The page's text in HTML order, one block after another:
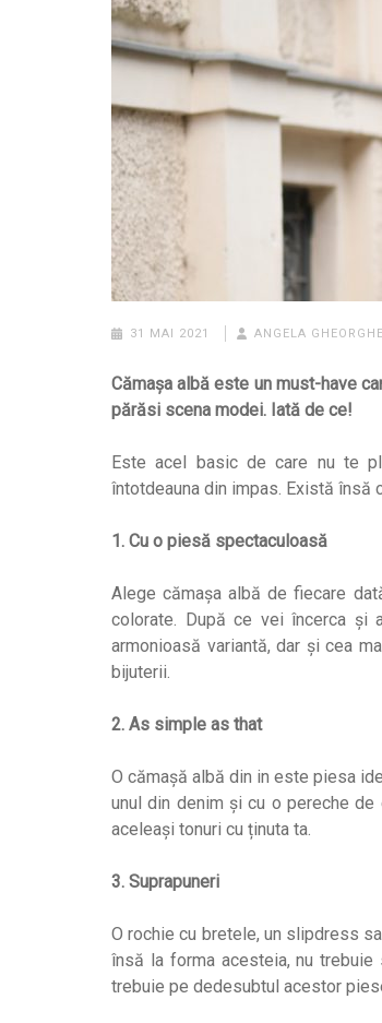
31 MAI 2021 ANGELA GHEORGHE
Cămașa albă este un must-have
părăsi scena modei. Iată de ce!
Este acel basic de care nu te
întotdeauna din impas. Există însă
1. Cu o piesă spectaculoasă
Alege cămașa albă de fiecare
colorate. După ce vei încerca și
armonioasă variantă, dar și cea
bijuterii.
2. As simple as that
O cămașă albă din in este piesa
unul din denim și cu o pereche
aceleași tonuri cu ținuta ta.
3. Suprapuneri
O rochie cu bretele, un slipdress
însă la forma acesteia, nu
trebuie pe dedesubtul acestor